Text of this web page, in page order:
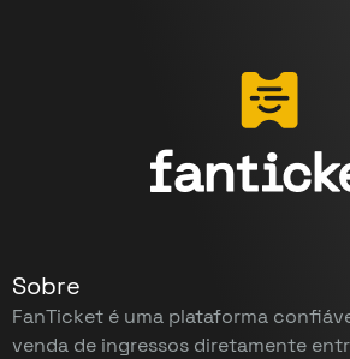
Sobre
FanTicket é uma plataforma
venda de ingressos diretamente